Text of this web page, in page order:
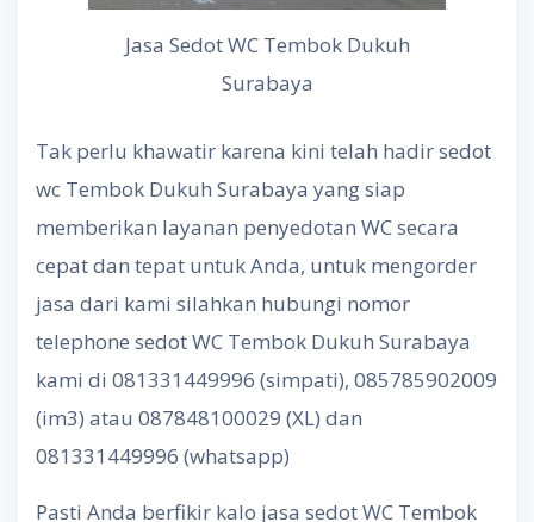
Jasa Sedot WC Tembok Dukuh
Surabaya
Tak perlu khawatir karena kini telah hadir sedot
wc Tembok Dukuh Surabaya yang siap
memberikan layanan penyedotan WC secara
cepat dan tepat untuk Anda, untuk mengorder
jasa dari kami silahkan hubungi nomor
telephone sedot WC Tembok Dukuh Surabaya
kami di 081331449996 (simpati), 085785902009
(im3) atau 087848100029 (XL) dan
081331449996 (whatsapp)
Pasti Anda berfikir kalo jasa sedot WC Tembok